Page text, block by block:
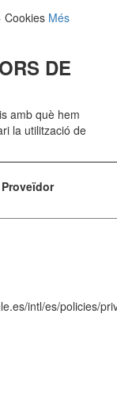
Cookies Més
DE
amb què hem
la utilització de
intl/es/policies/